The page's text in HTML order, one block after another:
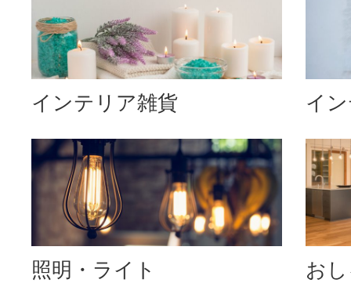
インテリア雑貨 イ
照明・ライト お